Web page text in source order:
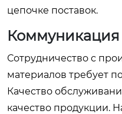
цепочке поставок.
Сотрудничество с
материалов требует
Качество
качество продукции.